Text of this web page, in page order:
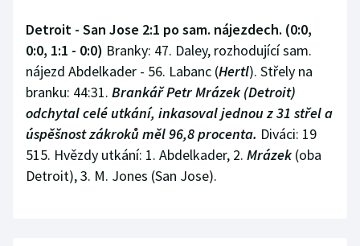
Detroit - San Jose 2:1 po sam. nájezdech. (0:0,
0:0, 1:1 - 0:0) Branky: 47. Daley, rozhodující sam.
nájezd Abdelkader - 56. Labanc (Hertl). Střely na
branku: 44:31. Brankář Petr Mrázek (Detroit)
odchytal celé utkání, inkasoval jednou z 31 střel a
úspěšnost zákroků měl 96,8 procenta. Diváci: 19
515. Hvězdy utkání: 1. Abdelkader, 2. Mrázek (oba
Detroit), 3. M. Jones (San Jose).